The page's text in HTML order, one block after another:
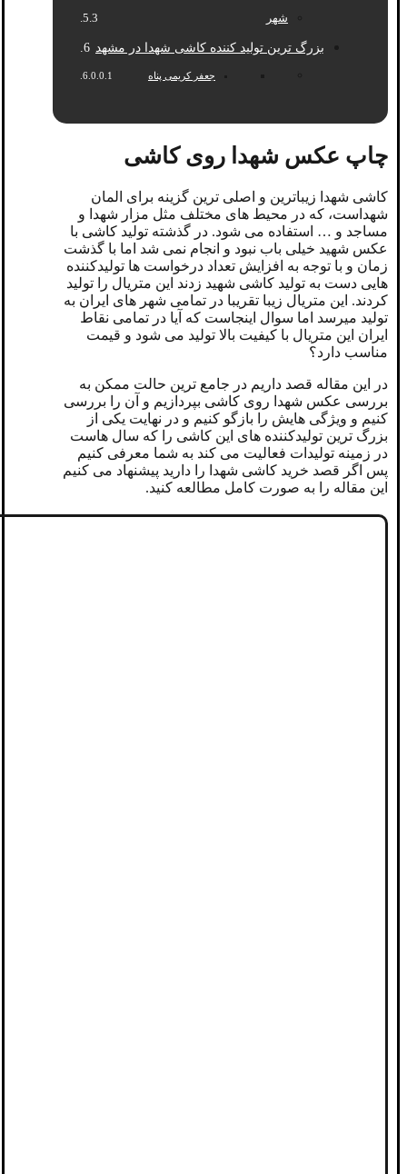
شهر
بزرگ ترین تولید کننده کاشی شهدا در مشهد
جعفر کریمی پناه
چاپ عکس شهدا روی کاشی
کاشی شهدا زیباترین و اصلی ترین گزینه برای المان
شهداست، که در محیط های مختلف مثل مزار شهدا و
مساجد و … استفاده می شود. در گذشته تولید کاشی با
عکس شهید خیلی باب نبود و انجام نمی شد اما با گذشت
زمان و با توجه به افزایش تعداد درخواست ها تولیدکننده
هایی دست به تولید کاشی شهید زدند این متریال را تولید
کردند. این متریال زیبا تقریبا در تمامی شهر های ایران به
تولید میرسد اما سوال اینجاست که آیا در تمامی نقاط
ایران این متریال با کیفیت بالا تولید می شود و قیمت
مناسب دارد؟
در این مقاله قصد داریم در جامع ترین حالت ممکن به
بررسی عکس شهدا روی کاشی بپردازیم و آن را بررسی
کنیم و ویژگی هایش را بازگو کنیم و در نهایت یکی از
بزرگ ترین تولیدکننده های این کاشی را که سال هاست
در زمینه تولیدات فعالیت می کند به شما معرفی کنیم
پس اگر قصد خرید کاشی شهدا را دارید پیشنهاد می کنیم
این مقاله را به صورت کامل مطالعه کنید.